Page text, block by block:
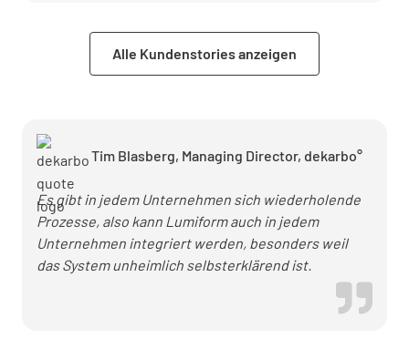
digitale
Tools für
tägliche
Alle Kundenstories anzeigen
Tim Blasberg, Managing Director, dekarbo°
Es gibt in jedem Unternehmen sich wiederholende
Prozesse, also kann Lumiform auch in jedem
Unternehmen integriert werden, besonders weil
das System unheimlich selbsterklärend ist.